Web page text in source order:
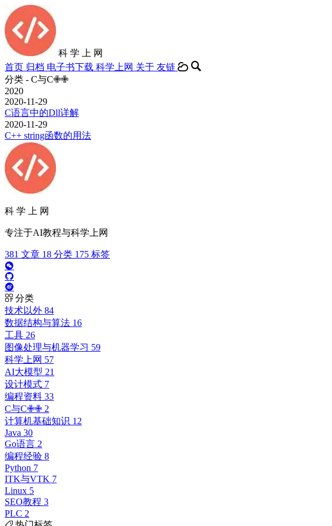
科 学 上 网
首页 归档 电子书下载 科学上网 关于 友链
分类 - C与C✙✙
2020
2020-11-29
C语言中的Dll详解
2020-11-29
C++ string函数的用法
科 学 上 网
专注于AI教程与科学上网
381 文章 18 分类 175 标签
分类
技术以外 84
数据结构与算法 16
工具 26
图像处理与机器学习 59
科学上网 57
AI大模型 21
设计模式 7
编程资料 33
C与C✙✙ 2
计算机基础知识 12
Java 30
Go语言 2
编程经验 8
Python 7
ITK与VTK 7
Linux 5
SEO教程 3
PLC 2